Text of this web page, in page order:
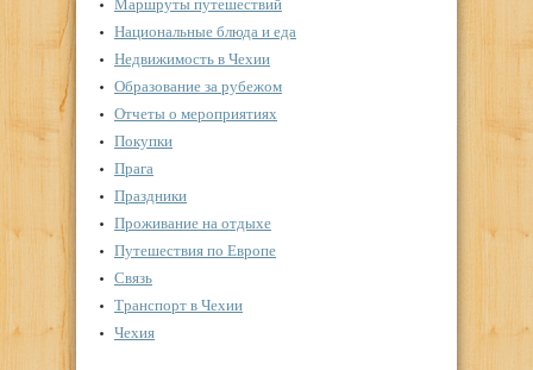
Маршруты путешествий
Национальные блюда и еда
Недвижимость в Чехии
Образование за рубежом
Отчеты о мероприятиях
Покупки
Прага
Праздники
Проживание на отдыхе
Путешествия по Европе
Связь
Транспорт в Чехии
Чехия